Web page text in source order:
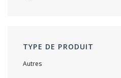
TYPE DE PRODUIT
Autres